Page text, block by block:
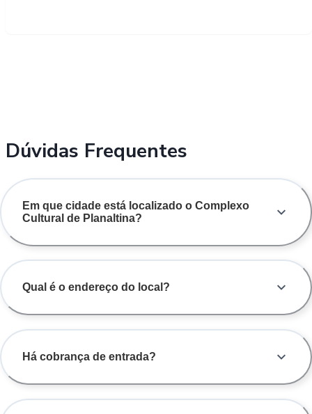
Dúvidas Frequentes
Em que cidade está localizado o Complexo
Cultural de Planaltina?
Qual é o endereço do local?
Há cobrança de entrada?